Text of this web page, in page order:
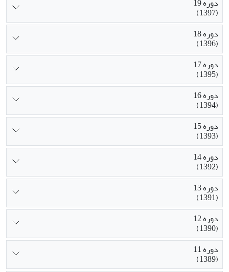
دوره 19
(1397)
دوره 18
(1396)
دوره 17
(1395)
دوره 16
(1394)
دوره 15
(1393)
دوره 14
(1392)
دوره 13
(1391)
دوره 12
(1390)
دوره 11
(1389)